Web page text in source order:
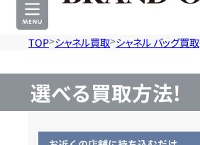
TOP シャネル買取 シャネル バッグ買取
選べる買取方法!